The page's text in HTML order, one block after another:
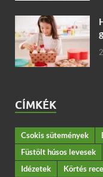
CÍMKÉK
Csokis sütemények
Füstölt húsos levesek
Idézetek
Körtés